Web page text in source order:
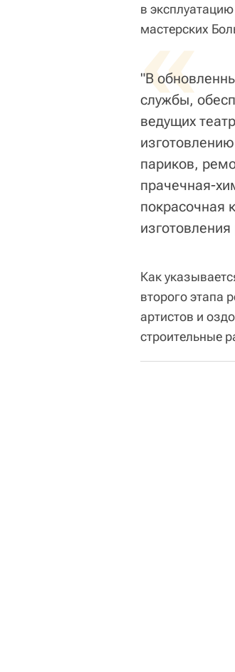
в
мастерских
«
"В
службы,
ведущих
париков,
прачечная-
покрасочная
Как
второго этапа
артистов и
строительные